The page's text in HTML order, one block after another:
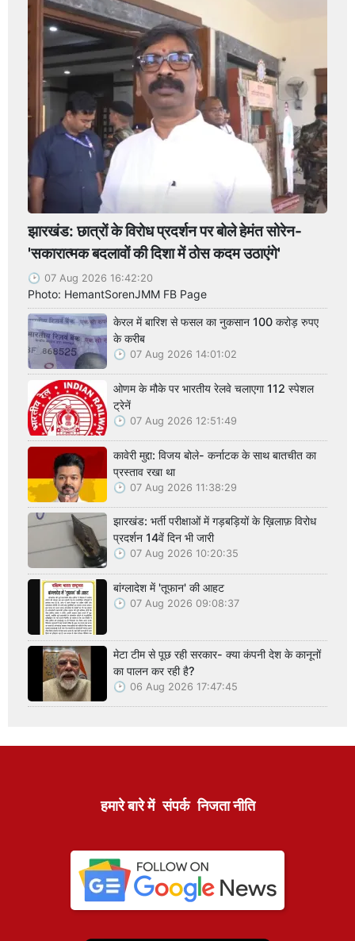
झारखंड: छात्रों के विरोध प्रदर्शन पर बोले हेमंत सोरेन-
'सकारात्मक बदलावों की दिशा में ठोस कदम उठाएंगे'
07 Aug 2026 16:42:20
Photo: HemantSorenJMM FB Page
केरल में बारिश से फसल का नुकसान 100 करोड़ रुपए
के करीब
07 Aug 2026 14:01:02
ओणम के मौके पर भारतीय रेलवे चलाएगा 112 स्पेशल
ट्रेनें
07 Aug 2026 12:51:49
कावेरी मुद्दा: विजय बोले- कर्नाटक के साथ बातचीत का
प्रस्ताव रखा था
07 Aug 2026 11:38:29
झारखंड: भर्ती परीक्षाओं में गड़बड़ियों के ख़िलाफ़ विरोध
प्रदर्शन 14वें दिन भी जारी
07 Aug 2026 10:20:35
बांग्लादेश में 'तूफान' की आहट
07 Aug 2026 09:08:37
मेटा टीम से पूछ रही सरकार- क्या कंपनी देश के कानूनों
का पालन कर रही है?
06 Aug 2026 17:47:45
हमारे बारे में संपर्क निजता नीति